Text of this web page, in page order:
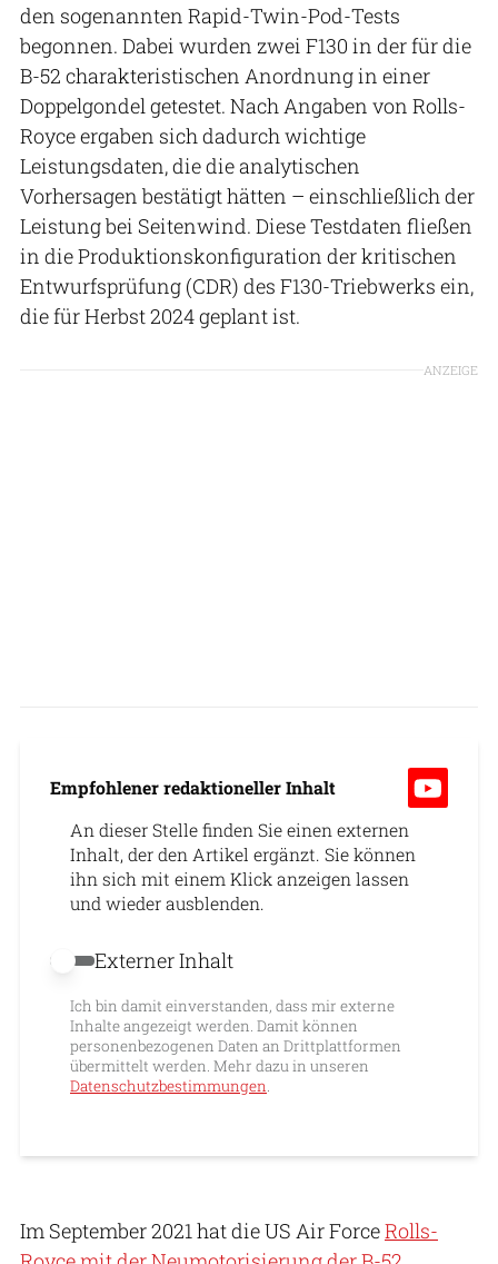
den sogenannten Rapid-Twin-Pod-Tests
begonnen. Dabei wurden zwei F130 in der für die
B-52 charakteristischen Anordnung in einer
Doppelgondel getestet. Nach Angaben von Rolls-
Royce ergaben sich dadurch wichtige
Leistungsdaten, die die analytischen
Vorhersagen bestätigt hätten – einschließlich der
Leistung bei Seitenwind. Diese Testdaten fließen
in die Produktionskonfiguration der kritischen
Entwurfsprüfung (CDR) des F130-Triebwerks ein,
die für Herbst 2024 geplant ist.
ANZEIGE
Empfohlener redaktioneller Inhalt
An dieser Stelle finden Sie einen externen
Inhalt, der den Artikel ergänzt. Sie können
ihn sich mit einem Klick anzeigen lassen
und wieder ausblenden.
Externer Inhalt erlauben
Externer Inhalt
Ich bin damit einverstanden, dass mir externe
Inhalte angezeigt werden. Damit können
personenbezogenen Daten an Drittplattformen
übermittelt werden. Mehr dazu in unseren
Datenschutzbestimmungen.
Im September 2021 hat die US Air ForceRolls-